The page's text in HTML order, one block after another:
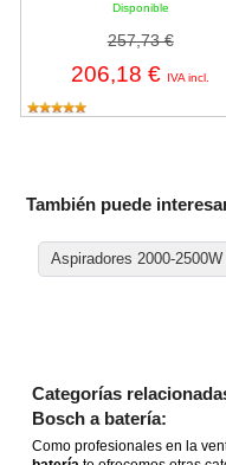
Disponible
257,73 €
206,18 € IVA incl.
También puede
Aspiradores 2000-2500W
Categorías
Bosch a batería:
Como profesionales en la